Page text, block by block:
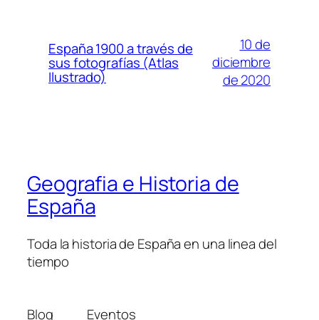
España 1900 a través de
sus fotografías (Atlas
Ilustrado)
10 de
diciembre
de 2020
Geografia e Historia de
España
Toda la historia de España en una linea del
tiempo
Blog Eventos